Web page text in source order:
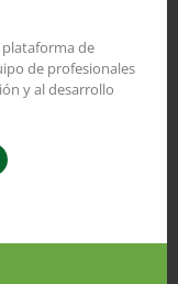
plataforma de
de profesionales
y al desarrollo